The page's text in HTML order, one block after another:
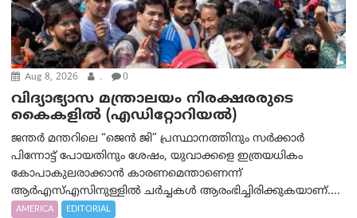
Aug 8, 2026 . 0
വിദ്യാഭ്യാസ മന്ത്രാലയം നിരക്ഷരരുടെ
കൈകളിൽ (എഡിറ്റോറിയല്‍)
ജന്തർ മന്തറിലെ “ജെൻ ജി” പ്രസ്ഥാനത്തിനും സർക്കാർ
പിന്നോട്ട് പോയതിനും ശേഷം, യുവാക്കളെ ഇത്രയധികം
കോപാകുലരാക്കാൻ കാരണമെന്താണെന്ന്
ആർ‌എസ്‌എസിനുള്ളിൽ ചർച്ചകൾ ആരംഭിച്ചിരിക്കുകയാണ്....
AMERICA EDITORIAL